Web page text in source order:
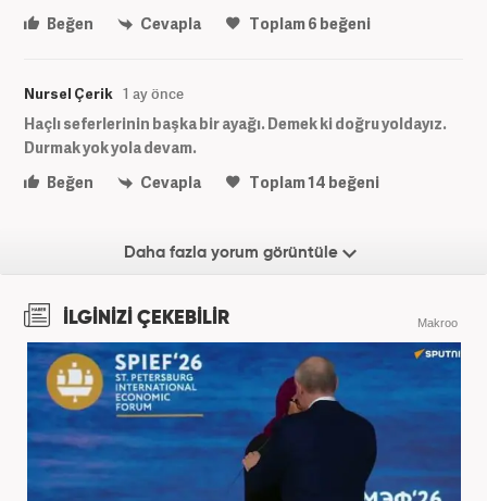
Beğen
Cevapla Toplam6 beğeni
Nursel Çerik 1 ay önce
Haçlı seferlerinin başka bir ayağı. Demek ki doğru yoldayız.
Durmak yok yola devam.
Beğen
Cevapla Toplam14 beğeni
Daha fazla yorum görüntüle
İLGİNİZİ ÇEKEBİLİR Makroo